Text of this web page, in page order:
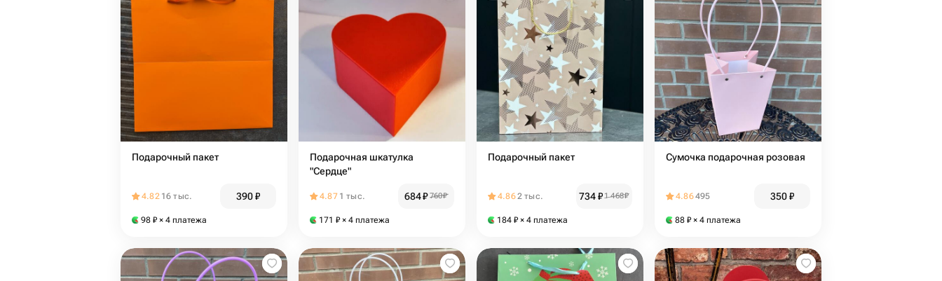
Подарочный пакет
4.82 16 тыс. 390₽
98 ₽ × 4 платежа
Подарочная шкатулка
"Сердце"
4.87 1 тыс. 684₽ 760₽
171 ₽ × 4 платежа
Подарочный пакет
4.862 тыс. 734₽1 468₽
184 ₽ × 4 платежа
Сумочка подарочная розовая
4.86495 350₽
88 ₽ × 4 платежа